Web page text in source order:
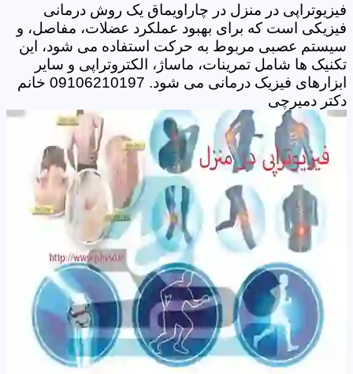
فیزیوتراپی در منزل در چاراویماق یک روش درمانی
فیزیکی است که برای بهبود عملکرد عضلات، مفاصل، و
سیستم عصبی مربوط به حرکت استفاده می شود، این
تکنیک ها شامل تمرینات، ماساژ، الکتروتراپی و سایر
ابزارهای فیزیک درمانی می شود. 09106210197 خانم
دکتر دمیرچی